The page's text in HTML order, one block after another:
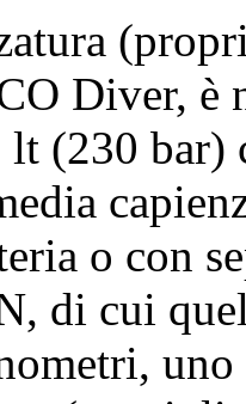
Diver, è
lt (230
o con
di cui